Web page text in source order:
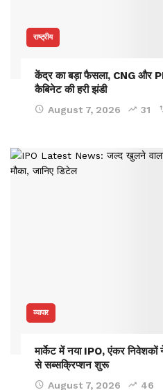
राष्ट्रीय
केंद्र का बड़ा फैसला, CNG और
कैबिनेट की हरी झंडी
August 7, 2026 31
व्यापार
मार्केट में नया IPO, एंकर
से सब्सक्रिप्शन शुरू
August 7, 2026 46